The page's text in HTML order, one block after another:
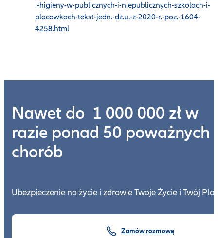
i-higieny-w-publicznych-i-niepublicznych-szkolach-i-
placowkach-tekst-jedn.-dz.u.-z-2020-r.-poz.-1604-
4258.html
Nawet do 1 000 000 zł w
razie ponad 50 poważnych
chorób
Ubezpieczenie na życie i zdrowie Twoje Życie i Twój
Zamów rozmowę